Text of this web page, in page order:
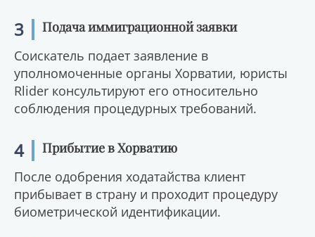
3
Подача иммиграционной заявки
Соискатель подает заявление в
уполномоченные органы Хорватии, юристы
Rlider консультируют его относительно
соблюдения процедурных требований.
4
Прибытие в Хорватию
После одобрения ходатайства клиент
прибывает в страну и проходит процедуру
биометрической идентификации.